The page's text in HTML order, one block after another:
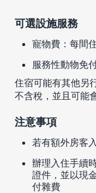
可選設施服務
寵物費：每間
服務性動物免
住宿可能有其他另
不含稅，並且可能
注意事項
若有額外房客
辦理入住手續
證件，並以現
付雜費